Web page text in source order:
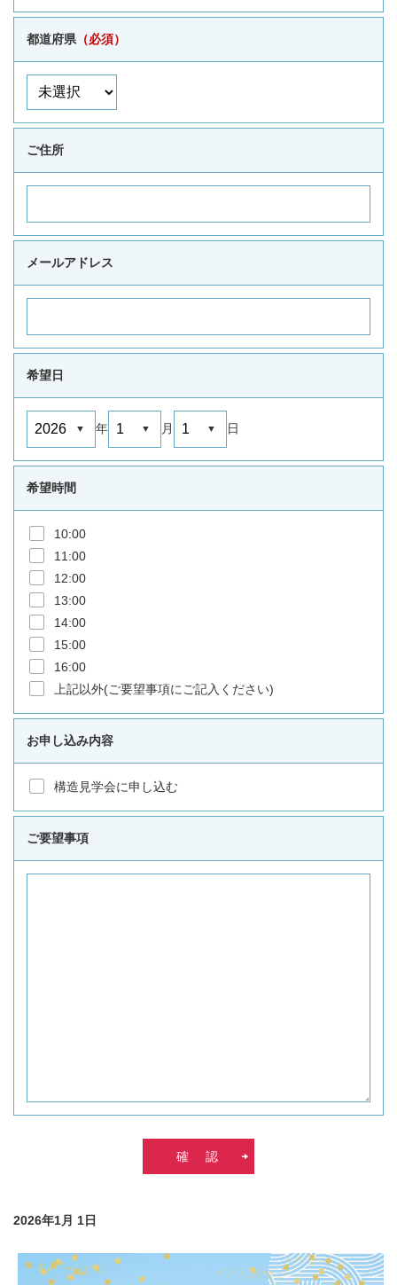
都道府県 （必須）
ご住所
メールアドレス
希望日
年 月 日
希望時間
10:00
11:00
12:00
13:00
14:00
15:00
16:00
上記以外(ご要望事項にご記入ください)
お申し込み内容
構造見学会に申し込む
ご要望事項
2026年1月 1日